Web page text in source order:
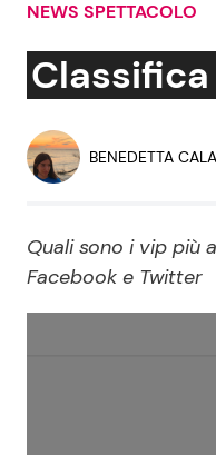
Social News
NEWS SPETTACOLO
BENEDETTA
Quali sono i vip più
Facebook e Twitter